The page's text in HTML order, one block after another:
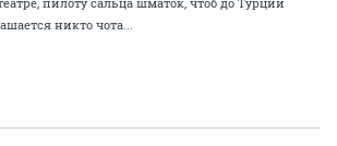
никто чота...